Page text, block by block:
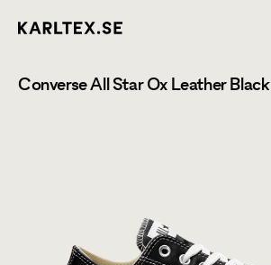
Converse All Star Ox Leather Black